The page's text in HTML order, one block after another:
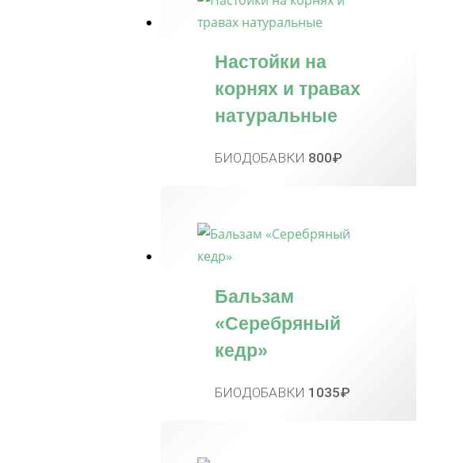
Настойки на
корнях и травах
натуральные
БИОДОБАВКИ 800₽
Бальзам
«Серебряный
кедр»
БИОДОБАВКИ 1035₽